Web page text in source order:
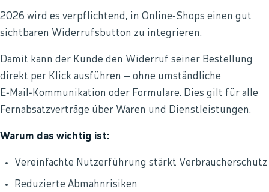
2026 wird es verpflichtend, in Online‑Shops einen gut
sichtbaren Widerrufsbutton zu integrieren.
Damit kann der Kunde den Widerruf seiner Bestellung
direkt per Klick ausführen – ohne umständliche
E‑Mail‑Kommunikation oder Formulare. Dies gilt für alle
Fernabsatzverträge über Waren und Dienstleistungen.
Warum das wichtig ist:
Vereinfachte Nutzerführung stärkt Verbraucherschutz
Reduzierte Abmahnrisiken